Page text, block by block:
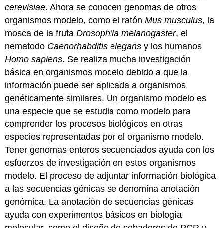
cerevisiae. Ahora se conocen genomas de otros
organismos modelo, como el ratónMus musculus, la
mosca de la frutaDrosophila melanogaster, el
nematodo Caenorhabditis elegans y los humanos
Homo sapiens. Se realiza mucha investigación
básica en organismos modelo debido a que la
información puede ser aplicada a organismos
genéticamente similares. Unorganismo modelo es
una especie que se estudia como modelo para
comprender los procesos biológicos en otras
especies representadas por el organismo modelo.
Tener genomas enteros secuenciados ayuda con los
esfuerzos de investigación en estos organismos
modelo. El proceso de adjuntar información biológica
a las secuencias génicas se denominaanotación
genómica. La anotación de secuencias génicas
ayuda con experimentos básicos en biología